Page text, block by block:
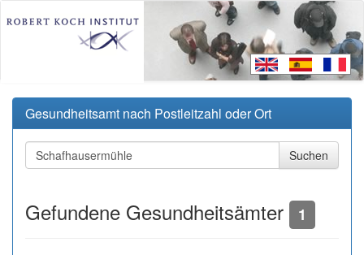
Gesundheitsamt nach Postleitzahl oder Ort
Gefundene Gesundheitsämter 1